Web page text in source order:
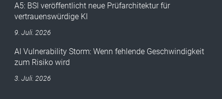
A5: BSI veröffentlicht neue Prüfarchitektur für
vertrauenswürdige KI
9. Juli. 2026
AI Vulnerability Storm: Wenn fehlende Geschwindigkeit
zum Risiko wird
3. Juli. 2026